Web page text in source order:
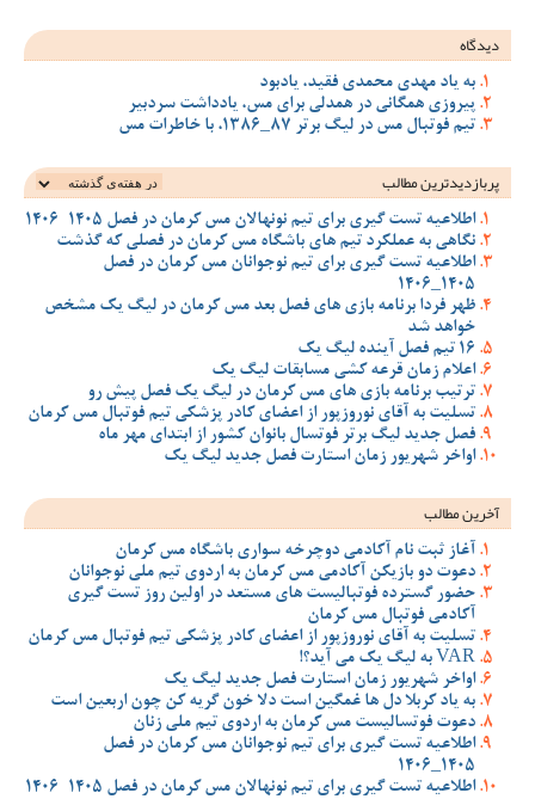
دیدگاه
به یاد مهدی محمدی فقید، یادبود
پیروزی همگانی در همدلی برای مس، یادداشت سردبیر
تیم فوتبال مس در لیگ برتر 87_1386، با خاطرات مس
پربازدیدترین‌ مطالب
اطلاعیه تست گیری برای تیم نونهالان مس کرمان در فصل 1405-1406
نگاهی به عملکرد تیم های باشگاه مس کرمان در فصلی که گذشت
اطلاعیه تست گیری برای تیم نوجوانان مس کرمان در فصل
1405_1406
ظهر فردا برنامه بازی های فصل بعد مس کرمان در لیگ یک مشخص
خواهد شد
16 تیم فصل آینده لیگ یک
اعلام زمان قرعه کشی مسابقات لیگ یک
ترتیب برنامه بازی های مس کرمان در لیگ یک فصل پیش رو
تسلیت به آقای نوروزپور از اعضای کادر پزشکی تیم فوتبال مس کرمان
فصل جدید لیگ برتر فوتسال بانوان کشور از ابتدای مهر ماه
اواخر شهریور زمان استارت فصل جدید لیگ یک
آخرین مطالب
آغاز ثبت نام آکادمی دوچرخه سواری باشگاه مس کرمان
دعوت دو بازیکن آکادمی مس کرمان به اردوی تیم ملی نوجوانان
حضور گسترده فوتبالیست های مستعد در اولین روز تست گیری
آکادمی فوتبال مس کرمان
تسلیت به آقای نوروزپور از اعضای کادر پزشکی تیم فوتبال مس کرمان
VAR به لیگ یک می آید؟!
اواخر شهریور زمان استارت فصل جدید لیگ یک
به یاد کربلا دل ها غمگین است دلا خون گریه کن چون اربعین است
دعوت فوتسالیست مس کرمان به اردوی تیم ملی زنان
اطلاعیه تست گیری برای تیم نوجوانان مس کرمان در فصل
1405_1406
اطلاعیه تست گیری برای تیم نونهالان مس کرمان در فصل 1405-1406